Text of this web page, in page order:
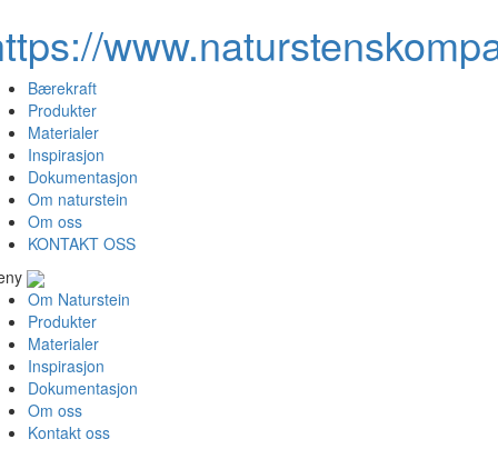
Bærekraft
Produkter
Materialer
Inspirasjon
Dokumentasjon
Om naturstein
Om oss
KONTAKT OSS
Om Naturstein
Produkter
Materialer
Inspirasjon
Dokumentasjon
Om oss
Kontakt oss